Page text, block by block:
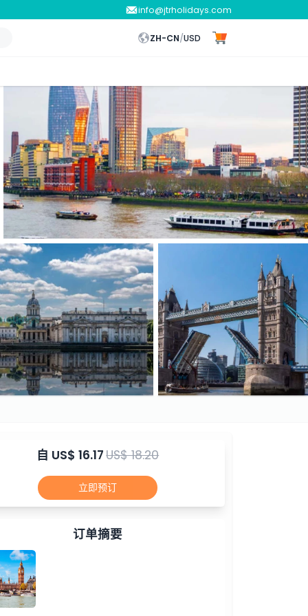
info@jtrholidays.com
ZH-CN/USD
自 US$ 16.17US$ 18.20
立即预订
订单摘要